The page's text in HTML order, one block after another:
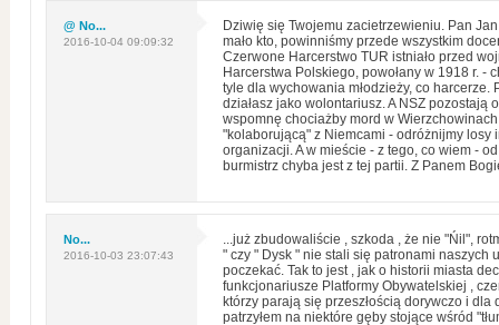
@ No...
2016-10-04 09:09:32
Dziwię się Twojemu zacietrzewieniu. Pan
mało kto, powinniśmy przede wszystkim
Czerwone Harcerstwo TUR istniało przed
Harcerstwa Polskiego, powołany w 1918 r. -
tyle dla wychowania młodzieży, co harcerze.
działasz jako wolontariusz. A NSZ pozostają
wspomnę chociażby mord w
"kolaborującą" z Niemcami - odróżnijmy losy
organizacji. A w mieście - z tego, co wiem -
burmistrz chyba jest z tej partii. Z Panem
No...
2016-10-03 23:07:43
...już zbudowaliście , szkoda , że nie "Ńil",
" czy " Dysk " nie stali się patronami naszych
poczekać. Tak to jest , jak o historii miasta
funkcjonariusze Platformy Obywatelskiej ,
którzy parają się przeszłością dorywczo i dla
patrzyłem na niektóre gęby stojące wśród